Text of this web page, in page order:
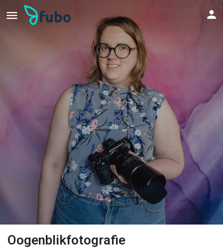
Oogenblikfotografie